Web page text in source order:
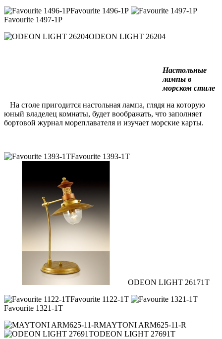
Favourite 1496-1P
Favourite 1497-1P
ODEON LIGHT 26204
Настольные
лампы в
морском стиле
На столе пригодится настольная лампа, глядя на которую
юный владелец комнаты, будет воображать, что заполняет
бортовой журнал мореплавателя и изучает морские карты.
Favourite 1393-1T
ODEON LIGHT 26171T
Favourite 1122-1T
Favourite 1321-1T
MAYTONI ARM625-11-R
ODEON LIGHT 27691T